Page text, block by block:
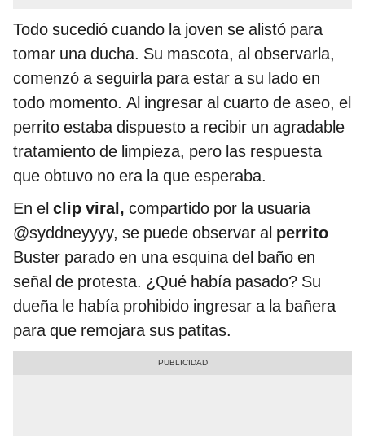
Todo sucedió cuando la joven se alistó para
tomar una ducha. Su mascota, al observarla,
comenzó a seguirla para estar a su lado en
todo momento. Al ingresar al cuarto de aseo, el
perrito estaba dispuesto a recibir un agradable
tratamiento de limpieza, pero las respuesta
que obtuvo no era la que esperaba.
En el clip viral, compartido por la usuaria
@syddneyyyy, se puede observar al perrito
Buster parado en una esquina del baño en
señal de protesta. ¿Qué había pasado? Su
dueña le había prohibido ingresar a la bañera
para que remojara sus patitas.